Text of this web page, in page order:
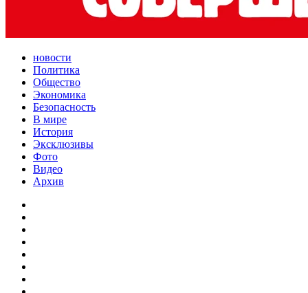
новости
Политика
Общество
Экономика
Безопасность
В мире
История
Эксклюзивы
Фото
Видео
Архив